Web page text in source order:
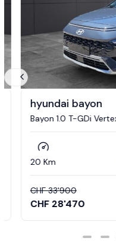
hyundai bayon
Bayon 1.0 T-GDi Vertex
20 Km
CHF 33'900
CHF28'470